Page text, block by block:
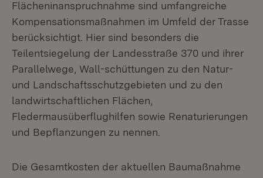
Flächeninanspruchnahme sind umfangreiche
Kompensationsmaßnahmen im Umfeld der Trasse
berücksichtigt. Hier sind besonders die
Teilentsiegelung der Landesstraße 370 und ihrer
Parallelwege, Wall-schüttungen zu den Natur-
und Landschaftsschutzgebieten und zu den
landwirtschaftlichen Flächen,
Fledermausüberflughilfen sowie Renaturierungen
und Bepflanzungen zu nennen.
Die Gesamtkosten der aktuellen Baumaßnahme